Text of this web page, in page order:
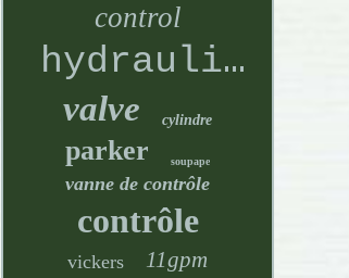
control
hydraulique
valve cylindre
parker soupape
vanne de contrôle
contrôle
vickers 11gpm